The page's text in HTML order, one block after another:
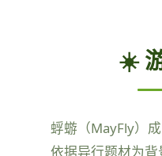
☀️
蜉蝣（MayFly）成
依据异行题材为